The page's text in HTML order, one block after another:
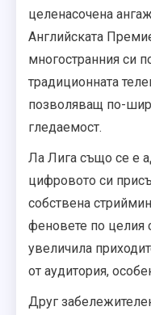
целенасочена
Английската
многостранния си
традиционната
позволяващ по-
гледаемост.
Ла Лига също се е
цифровото си
собствена
феновете по целия
увеличила
от аудитория,
Друг